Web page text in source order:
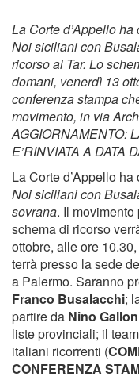
La Corte d’Appello
Noi siciliani con
ricorso al Tar. Lo
domani, venerdì 13
conferenza stampa
movimento, in via
AGGIORNAMENTO:
E’RINVIATA A DATA
La Corte d’Appello
Noi siciliani con
sovrana. Il
schema di ricorso
ottobre, alle ore
terrà presso la sede
a Palermo. Saranno
Franco Busalacchi;
partire da Nino
liste provinciali; il
italiani ricorrenti (
CONFERENZA